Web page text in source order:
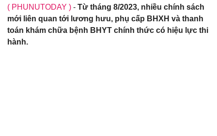
( PHUNUTODAY ) - Từ tháng 8/2023, nhiều chính sách
mới liên quan tới lương hưu, phụ cấp BHXH và thanh
toán khám chữa bệnh BHYT chính thức có hiệu lực thi
hành.